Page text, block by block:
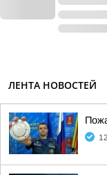
ЛЕНТА НОВОСТЕЙ